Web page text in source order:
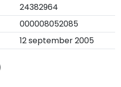
24382964
000008052085
12 september 2005